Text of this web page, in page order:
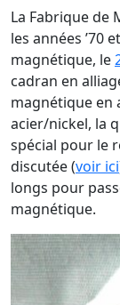
La Fabrique de
les années ’70
magnétique, le
cadran en
magnétique en
acier/nickel, la
spécial pour le
discutée (voir ici
longs pour
magnétique.